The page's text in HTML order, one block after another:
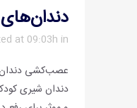
at 09:03h in
عصب‌کشی
دندان شیری